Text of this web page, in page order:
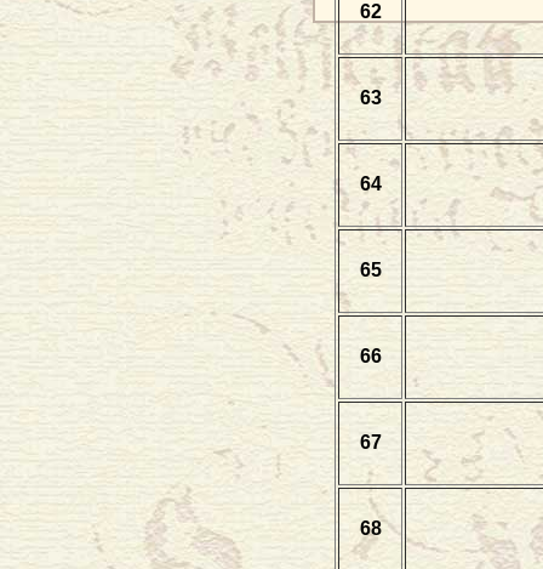
62
63
64
65
66
67
68